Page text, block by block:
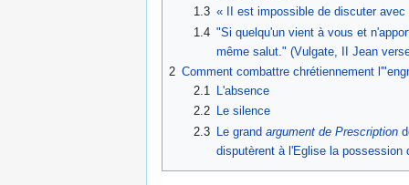
1.3 « II est impossible de discuter avec
1.4 "Si quelqu'un vient à vous et
même salut." (Vulgate, II Jean
2 Comment combattre chrétiennement
2.1
L'absence
2.2
Le silence
2.3
Le grand argument de Prescription
disputèrent à l'Eglise la possession